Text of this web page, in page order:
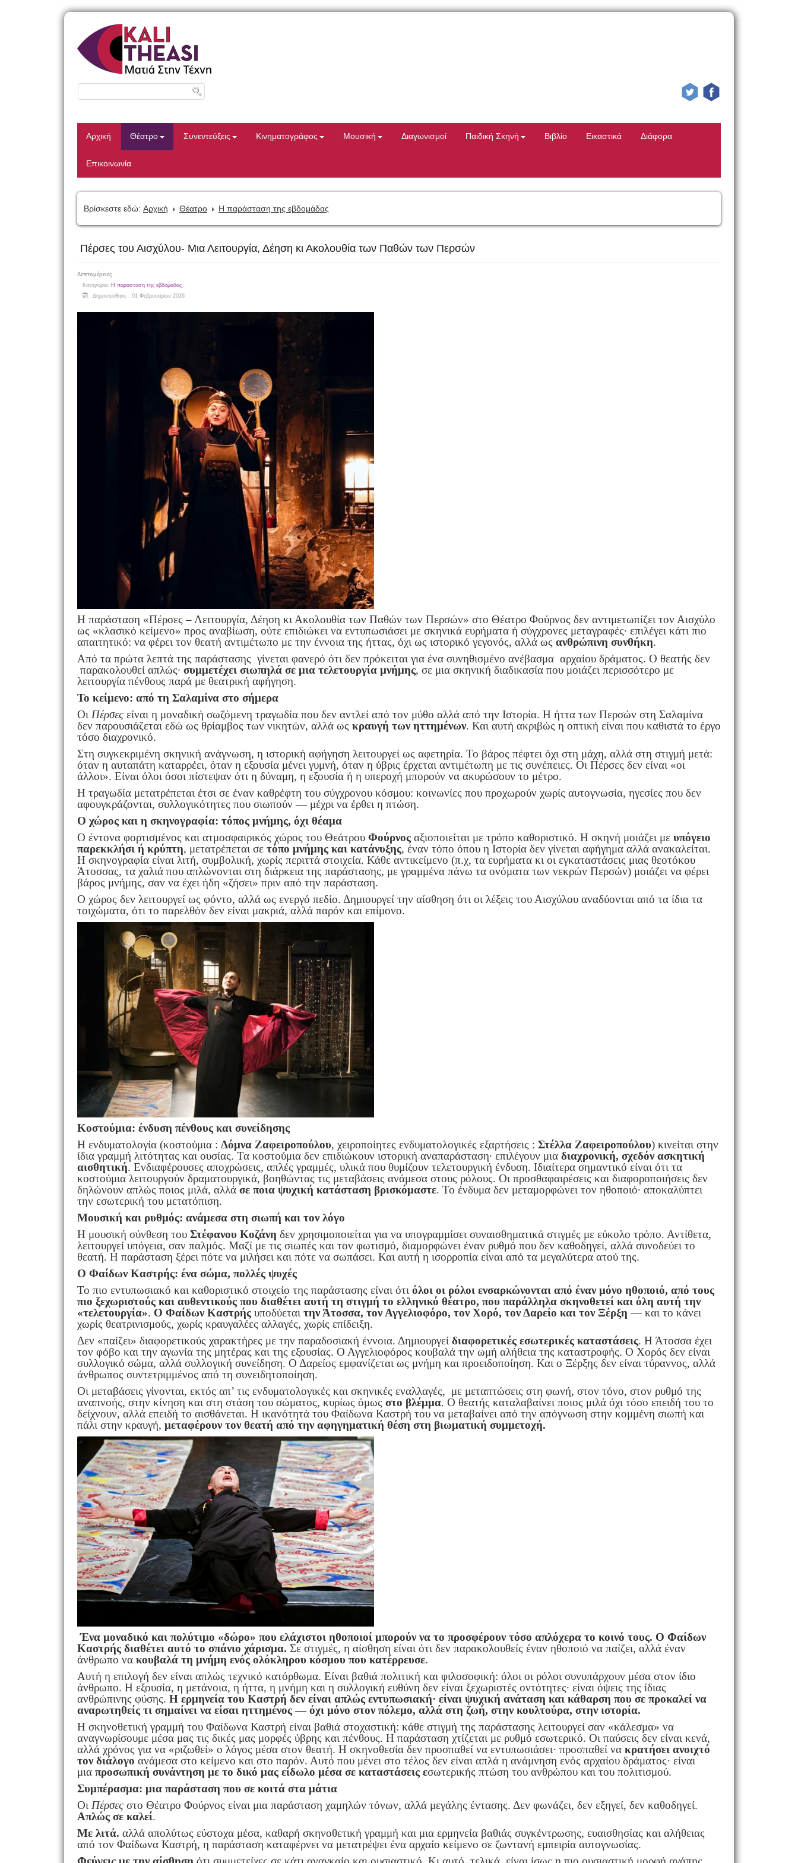
Αρχική Θέατρο Συνεντεύξεις Κινηματογράφος Μουσική Διαγωνισμοί Παιδική Σκηνή Βιβλίο Εικαστικά Διάφορα
Επικοινωνία
Βρίσκεστε εδώ: Αρχική Θέατρο Η παράσταση της εβδομάδας
Πέρσες του Αισχύλου- Μια Λειτουργία, Δέηση κι Ακολουθία των Παθών των Περσών
Λεπτομέρειες
Κατηγορία: Η παράσταση της εβδομάδας
Δημοσιεύθηκε : 01 Φεβρουαρίου 2026
Η παράσταση «Πέρσες – Λειτουργία, Δέηση κι Ακολουθία των Παθών των Περσών» στο Θέατρο Φούρνος δεν αντιμετωπίζει τον Αισχύλο
ως «κλασικό κείμενο» προς αναβίωση, ούτε επιδιώκει να εντυπωσιάσει με σκηνικά ευρήματα ή σύγχρονες μεταγραφές· επιλέγει κάτι πιο
απαιτητικό: να φέρει τον θεατή αντιμέτωπο με την έννοια της ήττας, όχι ως ιστορικό γεγονός, αλλά ως ανθρώπινη συνθήκη.
Από τα πρώτα λεπτά της παράστασης γίνεται φανερό ότι δεν πρόκειται για ένα συνηθισμένο ανέβασμα αρχαίου δράματος. Ο θεατής δεν
παρακολουθεί απλώς· συμμετέχει σιωπηλά σε μια τελετουργία μνήμης, σε μια σκηνική διαδικασία που μοιάζει περισσότερο με
λειτουργία πένθους παρά με θεατρική αφήγηση.
Το κείμενο: από τη Σαλαμίνα στο σήμερα
Οι Πέρσεςείναι η μοναδική σωζόμενη τραγωδία που δεν αντλεί από τον μύθο αλλά από την Ιστορία. Η ήττα των Περσών στη Σαλαμίνα
δεν παρουσιάζεται εδώ ως θρίαμβος των νικητών, αλλά ως κραυγή των ηττημένων. Και αυτή ακριβώς η οπτική είναι που καθιστά το έργο
τόσο διαχρονικό.
Στη συγκεκριμένη σκηνική ανάγνωση, η ιστορική αφήγηση λειτουργεί ως αφετηρία. Το βάρος πέφτει όχι στη μάχη, αλλά στη στιγμή μετά:
όταν η αυταπάτη καταρρέει, όταν η εξουσία μένει γυμνή, όταν η ύβρις έρχεται αντιμέτωπη με τις συνέπειες. Οι Πέρσες δεν είναι «οι
άλλοι». Είναι όλοι όσοι πίστεψαν ότι η δύναμη, η εξουσία ή η υπεροχή μπορούν να ακυρώσουν το μέτρο.
Η τραγωδία μετατρέπεται έτσι σε έναν καθρέφτη του σύγχρονου κόσμου: κοινωνίες που προχωρούν χωρίς αυτογνωσία, ηγεσίες που δεν
αφουγκράζονται, συλλογικότητες που σιωπούν — μέχρι να έρθει η πτώση.
Ο χώρος και η σκηνογραφία: τόπος μνήμης, όχι θέαμα
Ο έντονα φορτισμένος και ατμοσφαιρικός χώρος του Θεάτρου Φούρνοςαξιοποιείται με τρόπο καθοριστικό. Η σκηνή μοιάζει με υπόγειο
παρεκκλήσι ή κρύπτη, μετατρέπεται σε τόπο μνήμης και κατάνυξης, έναν τόπο όπου η Ιστορία δεν γίνεται αφήγημα αλλά ανακαλείται.
Η σκηνογραφία είναι λιτή, συμβολική, χωρίς περιττά στοιχεία. Κάθε αντικείμενο (π.χ, τα ευρήματα κι οι εγκαταστάσεις μιας θεοτόκου
Άτοσσας, τα χαλιά που απλώνονται στη διάρκεια της παράστασης, με γραμμένα πάνω τα ονόματα των νεκρών Περσών) μοιάζει να φέρει
βάρος μνήμης, σαν να έχει ήδη «ζήσει» πριν από την παράσταση.
Ο χώρος δεν λειτουργεί ως φόντο, αλλά ως ενεργό πεδίο. Δημιουργεί την αίσθηση ότι οι λέξεις του Αισχύλου αναδύονται από τα ίδια τα
τοιχώματα, ότι το παρελθόν δεν είναι μακριά, αλλά παρόν και επίμονο.
Κοστούμια: ένδυση πένθους και συνείδησης
Η ενδυματολογία (κοστούμια : Δόμνα Ζαφειροπούλου, χειροποίητες ενδυματολογικές εξαρτήσεις : Στέλλα Ζαφειροπούλου) κινείται στην
ίδια γραμμή λιτότητας και ουσίας. Τα κοστούμια δεν επιδιώκουν ιστορική αναπαράσταση· επιλέγουν μια διαχρονική, σχεδόν ασκητική
αισθητική. Ενδιαφέρουσες αποχρώσεις, απλές γραμμές, υλικά που θυμίζουν τελετουργική ένδυση. Ιδιαίτερα σημαντικό είναι ότι τα
κοστούμια λειτουργούν δραματουργικά, βοηθώντας τις μεταβάσεις ανάμεσα στους ρόλους. Οι προσθαφαιρέσεις και διαφοροποιήσεις δεν
δηλώνουν απλώς ποιος μιλά, αλλά σε ποια ψυχική κατάσταση βρισκόμαστε. Το ένδυμα δεν μεταμορφώνει τον ηθοποιό· αποκαλύπτει
την εσωτερική του μετατόπιση.
Μουσική και ρυθμός: ανάμεσα στη σιωπή και τον λόγο
Η μουσική σύνθεση του Στέφανου Κοζάνη δεν χρησιμοποιείται για να υπογραμμίσει συναισθηματικά στιγμές με εύκολο τρόπο. Αντίθετα,
λειτουργεί υπόγεια, σαν παλμός. Μαζί με τις σιωπές και τον φωτισμό, διαμορφώνει έναν ρυθμό που δεν καθοδηγεί, αλλά συνοδεύει το
θεατή. Η παράσταση ξέρει πότε να μιλήσει και πότε να σωπάσει. Και αυτή η ισορροπία είναι από τα μεγαλύτερα ατού της.
Ο Φαίδων Καστρής: ένα σώμα, πολλές ψυχές
Το πιο εντυπωσιακό και καθοριστικό στοιχείο της παράστασης είναι ότι όλοι οι ρόλοι ενσαρκώνονται από έναν μόνο ηθοποιό, από τους
πιο ξεχωριστούς και αυθεντικούς που διαθέτει αυτή τη στιγμή το ελληνικό θέατρο, που παράλληλα σκηνοθετεί και όλη αυτή την
«τελετουργία». Ο Φαίδων Καστρήςυποδύεται την Άτοσσα, τον Αγγελιοφόρο, τον Χορό, τον Δαρείο και τον Ξέρξη — και το κάνει
χωρίς θεατρινισμούς, χωρίς κραυγαλέες αλλαγές, χωρίς επίδειξη.
Δεν «παίζει» διαφορετικούς χαρακτήρες με την παραδοσιακή έννοια. Δημιουργεί διαφορετικές εσωτερικές καταστάσεις. Η Άτοσσα έχει
τον φόβο και την αγωνία της μητέρας και της εξουσίας. Ο Αγγελιοφόρος κουβαλά την ωμή αλήθεια της καταστροφής. Ο Χορός δεν είναι
συλλογικό σώμα, αλλά συλλογική συνείδηση. Ο Δαρείος εμφανίζεται ως μνήμη και προειδοποίηση. Και ο Ξέρξης δεν είναι τύραννος, αλλά
άνθρωπος συντετριμμένος από τη συνειδητοποίηση.
Οι μεταβάσεις γίνονται, εκτός απ’ τις ενδυματολογικές και σκηνικές εναλλαγές, με μεταπτώσεις στη φωνή, στον τόνο, στον ρυθμό της
αναπνοής, στην κίνηση και στη στάση του σώματος, κυρίως όμως στο βλέμμα. Ο θεατής καταλαβαίνει ποιος μιλά όχι τόσο επειδή του το
δείχνουν, αλλά επειδή το αισθάνεται. Η ικανότητά του Φαίδωνα Καστρή του να μεταβαίνει από την απόγνωση στην κομμένη σιωπή και
πάλι στην κραυγή, μεταφέρουν τον θεατή από την αφηγηματική θέση στη βιωματική συμμετοχή.
Ένα μοναδικό και πολύτιμο «δώρο» που ελάχιστοι ηθοποιοί μπορούν να το προσφέρουν τόσο απλόχερα το κοινό τους. Ο Φαίδων
Καστρής διαθέτει αυτό το σπάνιο χάρισμα. Σε στιγμές, η αίσθηση είναι ότι δεν παρακολουθείς έναν ηθοποιό να παίζει, αλλά έναν
άνθρωπο να κουβαλά τη μνήμη ενός ολόκληρου κόσμου που κατέρρευσε.
Αυτή η επιλογή δεν είναι απλώς τεχνικό κατόρθωμα. Είναι βαθιά πολιτική και φιλοσοφική: όλοι οι ρόλοι συνυπάρχουν μέσα στον ίδιο
άνθρωπο. Η εξουσία, η μετάνοια, η ήττα, η μνήμη και η συλλογική ευθύνη δεν είναι ξεχωριστές οντότητες· είναι όψεις της ίδιας
ανθρώπινης φύσης. Η ερμηνεία του Καστρή δεν είναι απλώς εντυπωσιακή· είναι ψυχική ανάταση και κάθαρση που σε προκαλεί να
αναρωτηθείς τι σημαίνει να είσαι ηττημένος — όχι μόνο στον πόλεμο, αλλά στη ζωή, στην κουλτούρα, στην ιστορία.
Η σκηνοθετική γραμμή του Φαίδωνα Καστρή είναι βαθιά στοχαστική: κάθε στιγμή της παράστασης λειτουργεί σαν «κάλεσμα» να
αναγνωρίσουμε μέσα μας τις δικές μας μορφές ύβρης και πένθους. Η παράσταση χτίζεται με ρυθμό εσωτερικό. Οι παύσεις δεν είναι κενά,
αλλά χρόνος για να «ριζωθεί» ο λόγος μέσα στον θεατή. Η σκηνοθεσία δεν προσπαθεί να εντυπωσιάσει· προσπαθεί να κρατήσει ανοιχτό
τον διάλογο ανάμεσα στο κείμενο και στο παρόν. Αυτό που μένει στο τέλος δεν είναι απλά η ανάμνηση ενός αρχαίου δράματος· είναι
μια προσωπική συνάντηση με το δικό μας είδωλο μέσα σε καταστάσεις εσωτερικής πτώση του ανθρώπου και του πολιτισμού.
Συμπέρασμα: μια παράσταση που σε κοιτά στα μάτια
Οι Πέρσεςστο Θέατρο Φούρνος είναι μια παράσταση χαμηλών τόνων, αλλά μεγάλης έντασης. Δεν φωνάζει, δεν εξηγεί, δεν καθοδηγεί.
Aπλώς σε καλεί.
Με λιτά. αλλά απολύτως εύστοχα μέσα, καθαρή σκηνοθετική γραμμή και μια ερμηνεία βαθιάς συγκέντρωσης, ευαισθησίας και αλήθειας
από τον Φαίδωνα Καστρή, η παράσταση καταφέρνει να μετατρέψει ένα αρχαίο κείμενο σε ζωντανή εμπειρία αυτογνωσίας.